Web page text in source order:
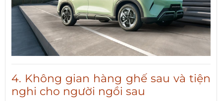
4. Không gian hàng ghế sau và tiện
nghi cho người ngồi sau